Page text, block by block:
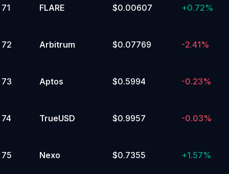
71 FLARE $0.00607 +0.72%
72 Arbitrum $0.07769 -2.41%
73 Aptos $0.5994 -0.23%
74 TrueUSD $0.9957 -0.03%
75 Nexo $0.7355 +1.57%